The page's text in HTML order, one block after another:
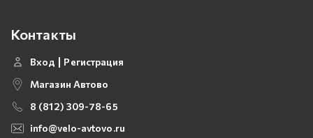
Контакты
Вход
Регистрация
Магазин Автово
8 (812) 309-78-65
info@velo-avtovo.ru